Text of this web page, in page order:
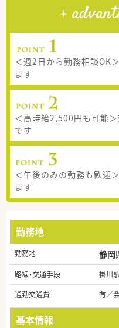
＜週2日から勤務相談OK
ます
＜高時給2,500円も可能
です
＜午後のみの勤務も歓迎
ます
勤務地
勤務地 静岡
路線・交通手段
掛川
通勤交通費
有／
基本情報